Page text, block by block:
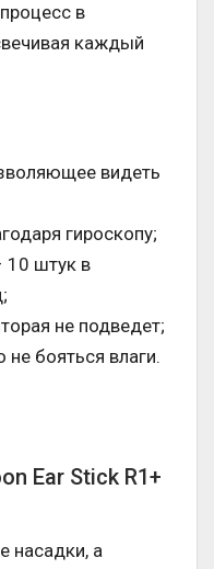
в
каждый
видеть
гироскопу;
10 штук в
не подведет;
бояться влаги.
Ear Stick R1+
насадки, а